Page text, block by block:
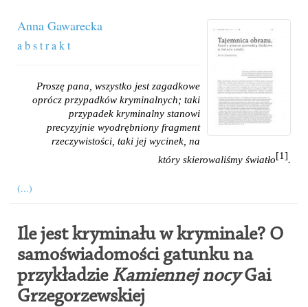
Anna Gawarecka
a b s t r a k t
Proszę pana, wszystko jest zagadkowe
oprócz przypadków kryminalnych; taki
przypadek kryminalny stanowi
precyzyjnie wyodrębniony fragment
rzeczywistości, taki jej wycinek, na
który skierowaliśmy światło[1].
(...)
Ile jest kryminału w kryminale? O
samoświadomości gatunku na
przykładzie Kamiennej nocyGai
Grzegorzewskiej